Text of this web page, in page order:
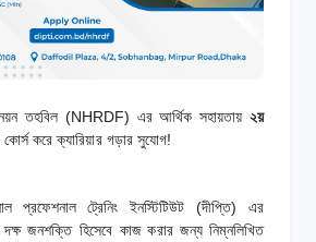
তহবিল (NHRDF) এর আর্থিক সহায়তায় ২য়
করে ক্যারিয়ার গড়ার সুযোগ!
প্রফেশনাল ট্রেনিং ইনস্টিটিউট (দীপ্তি) এর
দক্ষ জনশক্তি হিসেবে কাজ করার জন্য নিম্নলিখিত